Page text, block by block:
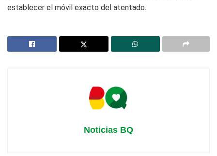
establecer el móvil exacto del atentado.
Noticias BQ